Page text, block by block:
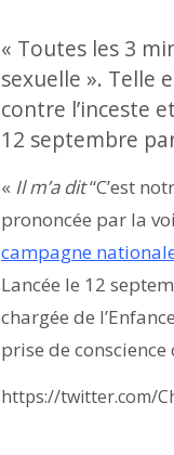
« Toutes les 3
sexuelle ». Telle
contre l’inceste
12 septembre
« Il m’a dit“C’est
prononcée par la
campagne
Lancée le 12
chargée de
prise de conscience
https://twitter.com/